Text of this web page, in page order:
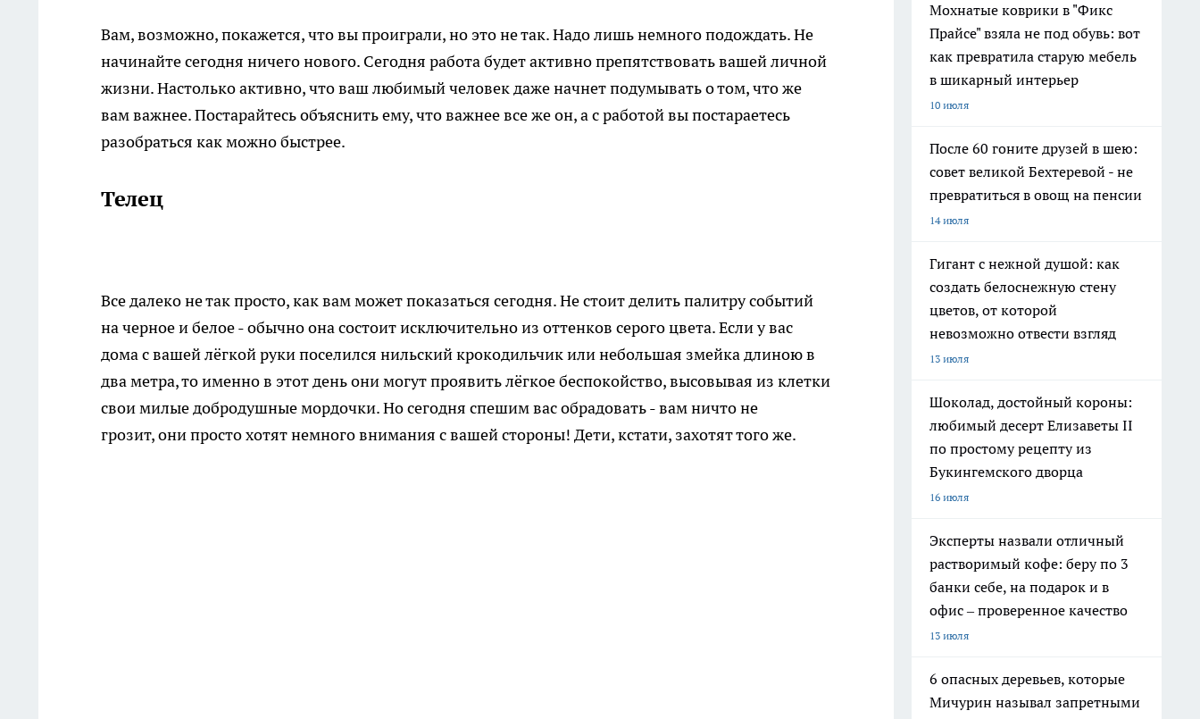
Вам, возможно, покажется, что вы проиграли, но это не так. Надо лишь немного подождать. Не
начинайте сегодня ничего нового. Сегодня работа будет активно препятствовать вашей личной
жизни. Настолько активно, что ваш любимый человек даже начнет подумывать о том, что же
вам важнее. Постарайтесь объяснить ему, что важнее все же он, а с работой вы постараетесь
разобраться как можно быстрее.
Телец
Все далеко не так просто, как вам может показаться сегодня. Не стоит делить палитру событий
на черное и белое - обычно она состоит исключительно из оттенков серого цвета. Если у вас
дома с вашей лёгкой руки поселился нильский крокодильчик или небольшая змейка длиною в
два метра, то именно в этот день они могут проявить лёгкое беспокойство, высовывая из клетки
свои милые добродушные мордочки. Но сегодня спешим вас обрадовать - вам ничто не
грозит, они просто хотят немного внимания с вашей стороны! Дети, кстати, захотят того же.
Мохнатые коврики в "Фикс
Прайсе" взяла не под обувь: вот
как превратила старую мебель
в шикарный интерьер
10 июля
После 60 гоните друзей в шею:
совет великой Бехтеревой - не
превратиться в овощ на пенсии
14 июля
Гигант с нежной душой: как
создать белоснежную стену
цветов, от которой
невозможно отвести взгляд
13 июля
Шоколад, достойный короны:
любимый десерт Елизаветы II
по простому рецепту из
Букингемского дворца
16 июля
Эксперты назвали отличный
растворимый кофе: беру по 3
банки себе, на подарок и в
офис – проверенное качество
13 июля
6 опасных деревьев, которые
Мичурин называл запретными